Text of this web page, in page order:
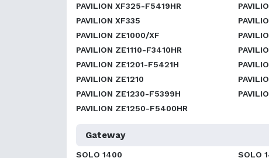
PAVILION XF325-F5419HR
PAVILION XF335
PAVILION ZE1000/XF
PAVILION ZE1110-F3410HR
PAVILION ZE1201-F5421H
PAVILION ZE1210
PAVILION ZE1230-F5399H
PAVILION ZE1250-F5400HR
Gateway
SOLO 1400 SOLO